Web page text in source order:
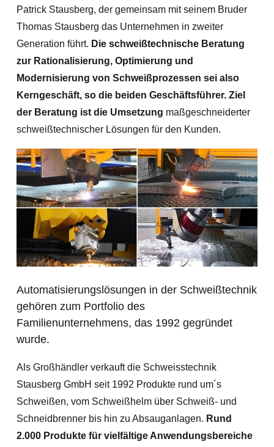
Patrick Stausberg, der gemeinsam mit seinem Bruder
Thomas Stausberg das Unternehmen in zweiter
Generation führt. Die schweißtechnische Beratung
zur Rationalisierung, Optimierung und
Modernisierung von Schweißprozessen sei also
Kerngeschäft, so die beiden Geschäftsführer. Ziel
der Beratung ist die Umsetzung maßgeschneiderter
schweißtechnischer Lösungen für den Kunden.
Automatisierungslösungen in der Schweißtechnik
gehören zum Portfolio des
Familienunternehmens, das 1992 gegründet
wurde.
Als Großhändler verkauft die Schweisstechnik
Stausberg GmbH seit 1992 Produkte rund um´s
Schweißen, vom Schweißhelm über Schweiß- und
Schneidbrenner bis hin zu Absauganlagen. Rund
2.000 Produkte für vielfältige Anwendungsbereiche